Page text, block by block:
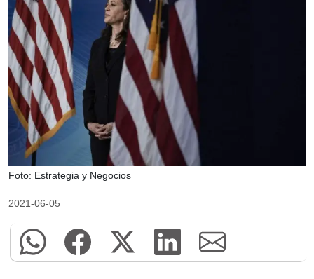
Foto: Estrategia y Negocios
2021-06-05